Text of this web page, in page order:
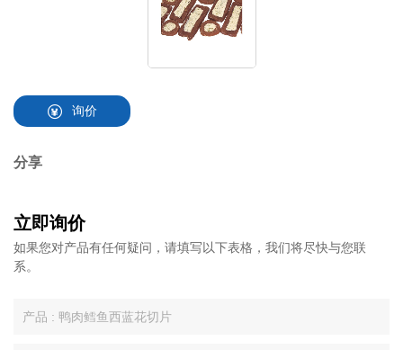
询价
分享
立即询价
如果您对产品有任何疑问，请填写以下表格，我们将尽快与您联
系。